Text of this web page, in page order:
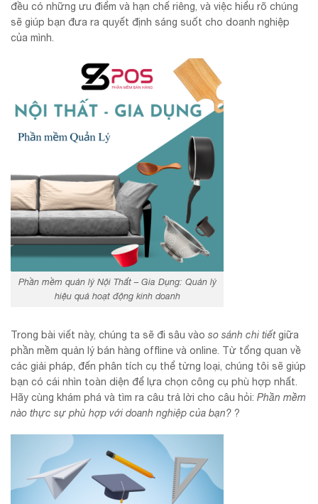
đều có những ưu điểm và hạn chế riêng, và việc hiểu rõ chúng
sẽ giúp bạn đưa ra quyết định sáng suốt cho doanh nghiệp
của mình.
Phần mềm quản lý Nội Thất – Gia Dụng: Quản lý
hiệu quả hoạt động kinh doanh
Trong bài viết này, chúng ta sẽ đi sâu vào so sánh chi tiếtgiữa
phần mềm quản lý bán hàng offline và online. Từ tổng quan về
các giải pháp, đến phân tích cụ thể từng loại, chúng tôi sẽ giúp
bạn có cái nhìn toàn diện để lựa chọn công cụ phù hợp nhất.
Hãy cùng khám phá và tìm ra câu trả lời cho câu hỏi: Phần mềm
nào thực sự phù hợp với doanh nghiệp của bạn? ?